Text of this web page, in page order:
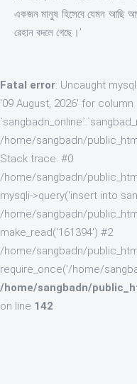
একজন মানুষ হিসেবে যেমন আছি
রেহান বদলে গেছে।’
Fatal error: Uncaught
'09 August, 2026' for column
/home/sangbadn/
Stack trace: #0
/home/sangbadn/
mysqli->query('insert into
/home/sangbadn/
make_read('161394') #2
/home/sangbadn/
require_once('/home/
/home/sangbadn/
on line 142